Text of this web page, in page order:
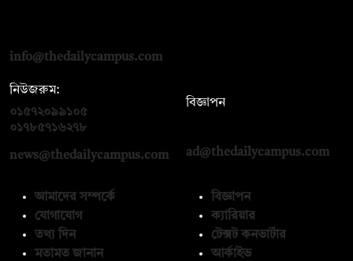
info@thedailycampus.com
নিউজরুম:
০১৫৭২০৯৯১০৫
০১৭৮৫৭১৬২৭৮
news@thedailycampus.com
বিজ্ঞাপন
ad@thedailycampus.com
আমাদের সম্পর্কে
যোগাযোগ
তথ্য দিন
মতামত জানান
বিজ্ঞাপন
ক্যারিয়ার
টেক্সট কনভার্টার
আর্কাইভ